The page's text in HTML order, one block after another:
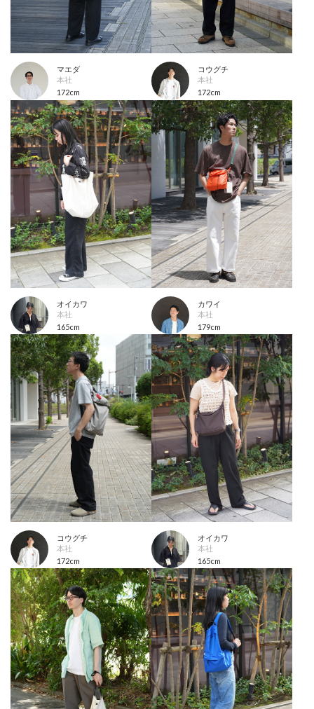
マエダ
本社
172cm
コウグチ
本社
172cm
オイカワ
本社
165cm
カワイ
本社
179cm
コウグチ
本社
172cm
オイカワ
本社
165cm